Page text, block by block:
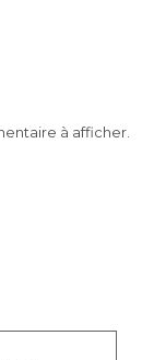
à afficher.